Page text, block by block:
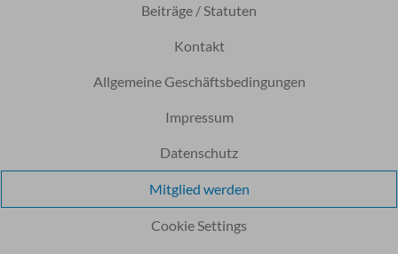
Beiträge / Statuten
Kontakt
Allgemeine Geschäftsbedingungen
Impressum
Datenschutz
Mitglied werden
Cookie Settings